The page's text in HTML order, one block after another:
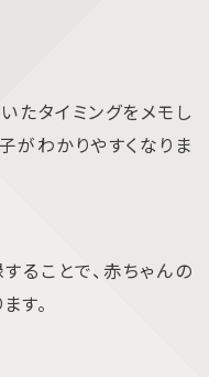
たタイミングをメモし
がわかりやすくなりま
ることで、赤ちゃんの
す。